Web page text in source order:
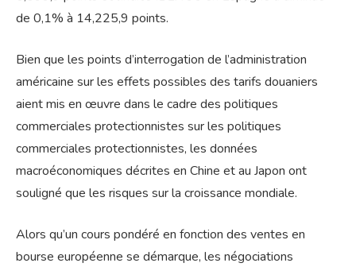
de 0,1% à 14,225,9 points.
Bien que les points d’interrogation de l’administration
américaine sur les effets possibles des tarifs douaniers
aient mis en œuvre dans le cadre des politiques
commerciales protectionnistes sur les politiques
commerciales protectionnistes, les données
macroéconomiques décrites en Chine et au Japon ont
souligné que les risques sur la croissance mondiale.
Alors qu’un cours pondéré en fonction des ventes en
bourse européenne se démarque, les négociations